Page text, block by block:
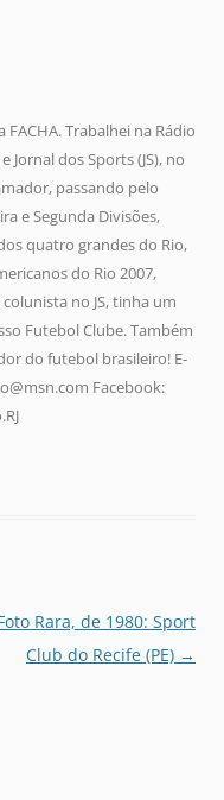
Trabalhei na Rádio
Jornal dos Sports (JS), no
passando pelo
e Segunda Divisões,
quatro grandes do Rio,
do Rio 2007,
no JS, tinha um
Futebol Clube. Também
do futebol brasileiro! E-
Facebook:
Rara, de 1980: Sport
Club do Recife (PE) →